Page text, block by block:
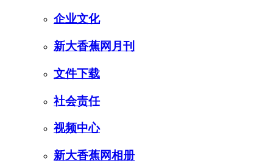
企业文化
新大香蕉网月刊
文件下载
社会责任
视频中心
新大香蕉网相册